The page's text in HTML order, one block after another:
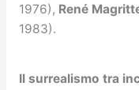
1976), René
1983).
Il surrealismo tra